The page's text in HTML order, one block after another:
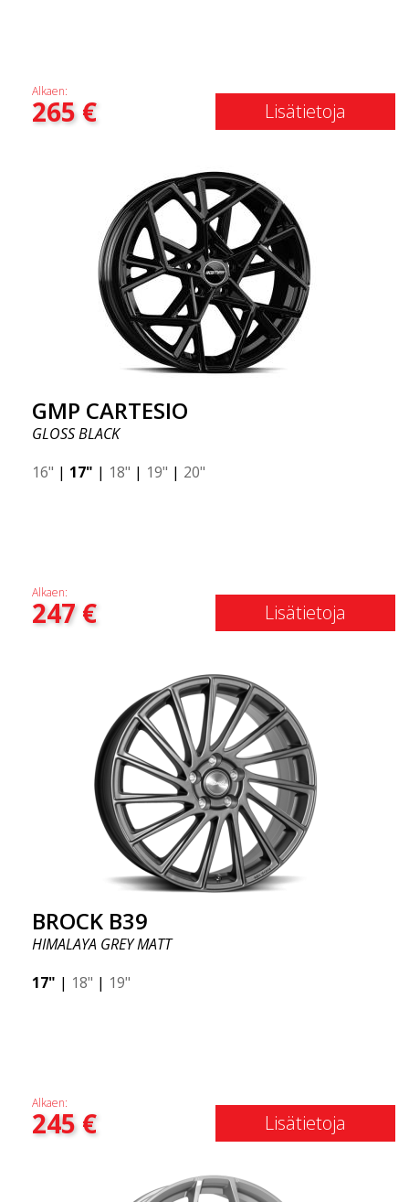
Alkaen:
265€ Lisätietoja
GMP CARTESIO
GLOSS BLACK
16" | 17" | 18" | 19" | 20"
Alkaen:
247€ Lisätietoja
BROCK B39
HIMALAYA GREY MATT
17" | 18" | 19"
Alkaen:
245€ Lisätietoja